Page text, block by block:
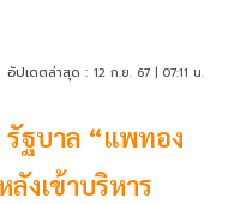
อัปเดตล่าสุด : 12 ก.ย. 67 | 07:11 น.
รัฐบาล “แพทอง
งเข้าบริหาร